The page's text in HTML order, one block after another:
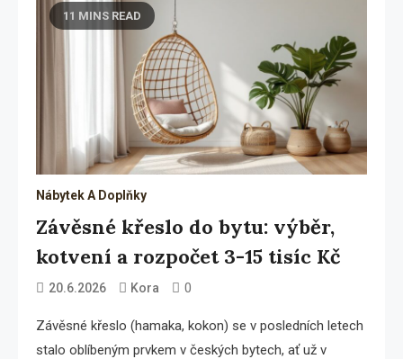
11 MINS READ
Nábytek A Doplňky
Závěsné křeslo do bytu: výběr,
kotvení a rozpočet 3-15 tisíc Kč
20.6.2026 Kora 0
Závěsné křeslo (hamaka, kokon) se v posledních letech
stalo oblíbeným prvkem v českých bytech, ať už v